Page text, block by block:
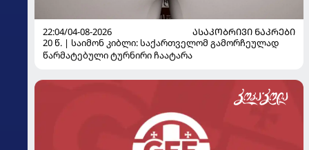
22:04/04-08-2026
ᲐᲡᲐᲙᲝᲑᲠᲘᲕᲘ ᲜᲐᲙᲠᲔᲑᲘ
20 წ. | საიმონ კიბლი: საქართველომ გამორჩეულად
წარმატებული ტურნირი ჩაატარა